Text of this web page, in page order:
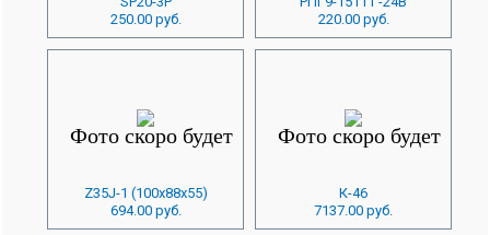
250.00 руб.
220.00 руб.
Z35J-1 (100x88x55)
694.00 руб.
К-46
7137.00 руб.